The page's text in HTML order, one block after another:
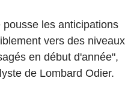
les anticipations
vers des niveaux
en début d'année",
de Lombard Odier.